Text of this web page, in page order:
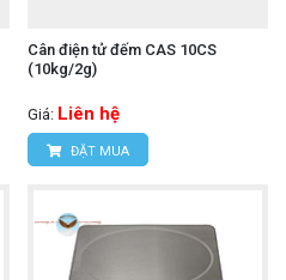
Cân điện tử đếm CAS 10CS
(10kg/2g)
Giá: Liên hệ
ĐẶT MUA